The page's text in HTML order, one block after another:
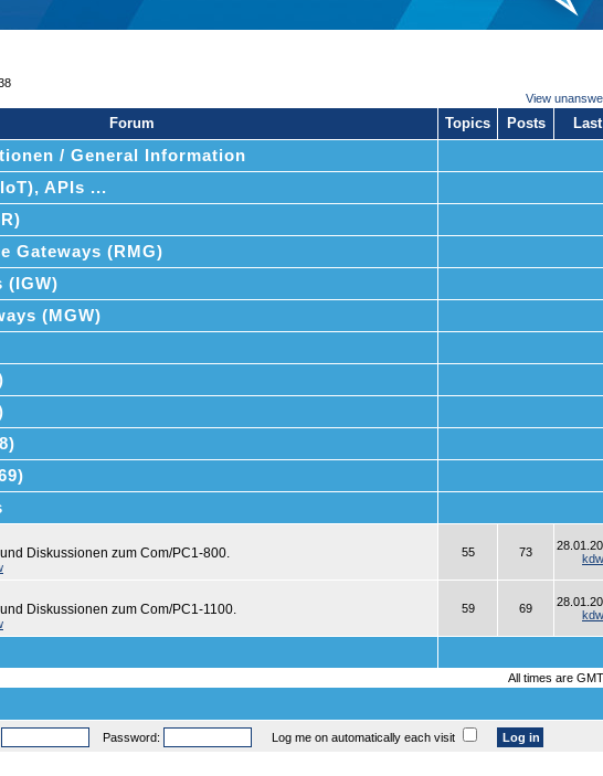
View
Forum Topics Posts
/ General Information
APIs ...
Gateways (RMG)
(IGW)
(MGW)
Diskussionen zum Com/PC1-800. 55 73
kdw
Diskussionen zum Com/PC1-1100. 59 69
kdw
All times are
Password: Log me on automatically each visit